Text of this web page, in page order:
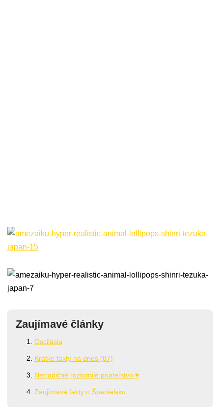
Zaujímavé články
Oscilácia
Krátke fakty na dnes (87)
Netradičné roztomilé priateľstvo ♥
Zaujímavé fakty o Španielsku